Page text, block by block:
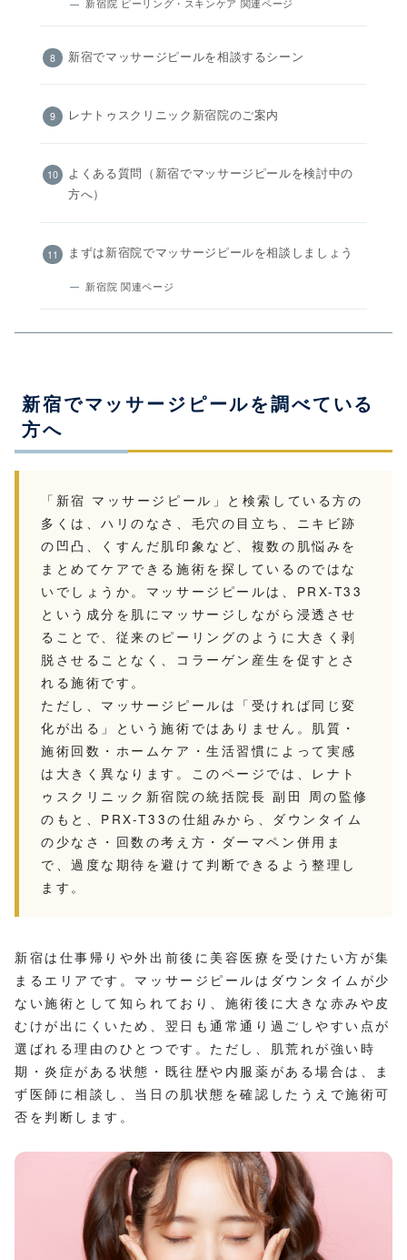
新宿院 ピーリング・スキンケア 関連ページ
新宿でマッサージピールを相談するシーン
レナトゥスクリニック新宿院のご案内
よくある質問（新宿でマッサージピールを検討中の
方へ）
まずは新宿院でマッサージピールを相談しましょう
新宿院 関連ページ
新宿でマッサージピールを調べている
方へ
「新宿 マッサージピール」と検索している方の
多くは、ハリのなさ、毛穴の目立ち、ニキビ跡
の凹凸、くすんだ肌印象など、複数の肌悩みを
まとめてケアできる施術を探しているのではな
いでしょうか。マッサージピールは、PRX-T33
という成分を肌にマッサージしながら浸透させ
ることで、従来のピーリングのように大きく剥
脱させることなく、コラーゲン産生を促すとさ
れる施術です。
ただし、マッサージピールは「受ければ同じ変
化が出る」という施術ではありません。肌質・
施術回数・ホームケア・生活習慣によって実感
は大きく異なります。このページでは、レナト
ゥスクリニック新宿院の統括院長 副田 周の監修
のもと、PRX-T33の仕組みから、ダウンタイム
の少なさ・回数の考え方・ダーマペン併用ま
で、過度な期待を避けて判断できるよう整理し
ます。
新宿は仕事帰りや外出前後に美容医療を受けたい方が集
まるエリアです。マッサージピールはダウンタイムが少
ない施術として知られており、施術後に大きな赤みや皮
むけが出にくいため、翌日も通常通り過ごしやすい点が
選ばれる理由のひとつです。ただし、肌荒れが強い時
期・炎症がある状態・既往歴や内服薬がある場合は、ま
ず医師に相談し、当日の肌状態を確認したうえで施術可
否を判断します。